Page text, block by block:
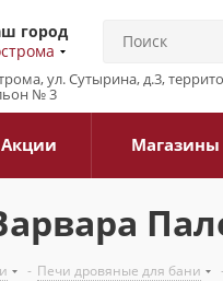
город
ул. Сутырина, д.3,
№ 3
Акции Магазины
- Печи дровяные для бани -